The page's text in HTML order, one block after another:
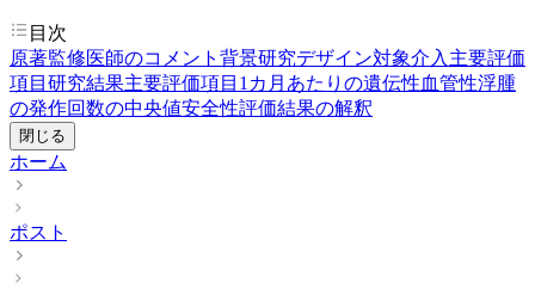
目次
原著監修医師のコメント 背景研究デザイン対象介入 主要評価
項目 研究結果主要評価項目 1カ月あたりの遺伝性血管性浮腫
の発作回数の中央値安全性評価結果の解釈
閉じる
ホーム
ポスト